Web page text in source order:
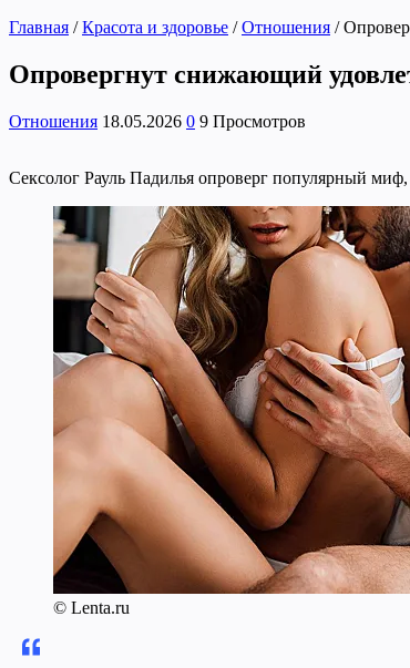
Главная / Красота и здоровье / Отношения /
Опровергнут снижающий
Отношения 18.05.2026 0 9 Просмотров
Сексолог Рауль Падилья опроверг популярный
© Lenta.ru